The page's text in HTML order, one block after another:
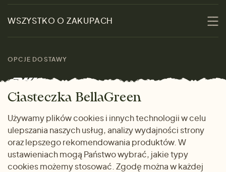
Zrównoważoność
Skontaktuj się z nami
Marki
Promocje
Kobiety
Mężczyźni
Dom i wnętrze
Prezenty
WSZYSTKO O ZAKUPACH
rozmiarach
Zwrot towaru
Dlaczego warto kupować
u nas
OPCJE DOSTAWY
METODY PŁATNOŚCI
Ciasteczka BellaGreen
Używamy plików cookies i innych technologii w celu
ulepszania naszych usług, analizy wydajności strony
oraz lepszego rekomendowania produktów. W
ustawieniach mogą Państwo wybrać, jakie typy
cookies możemy stosować. Zgodę można w każdej